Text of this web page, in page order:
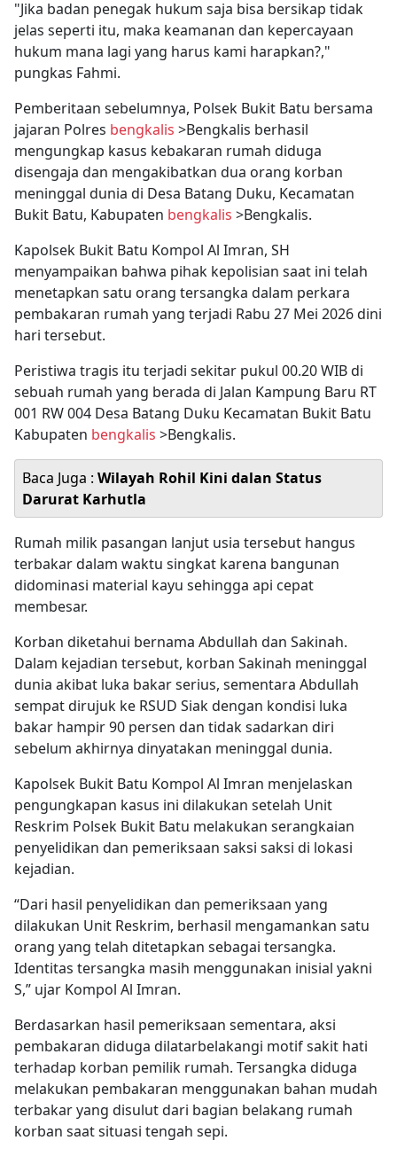
‎"Jika badan penegak hukum saja bisa bersikap tidak
jelas seperti itu, maka keamanan dan kepercayaan
hukum mana lagi yang harus kami harapkan?,"
pungkas Fahmi.
Pemberitaan sebelumnya, Polsek Bukit Batu bersama
jajaran Polres bengkalis >Bengkalis berhasil
mengungkap kasus kebakaran rumah diduga
disengaja dan mengakibatkan dua orang korban
meninggal dunia di Desa Batang Duku, Kecamatan
Bukit Batu, Kabupaten bengkalis >Bengkalis.
Kapolsek Bukit Batu Kompol Al Imran, SH
menyampaikan bahwa pihak kepolisian saat ini telah
menetapkan satu orang tersangka dalam perkara
pembakaran rumah yang terjadi Rabu 27 Mei 2026 dini
hari tersebut.
Peristiwa tragis itu terjadi sekitar pukul 00.20 WIB di
sebuah rumah yang berada di Jalan Kampung Baru RT
001 RW 004 Desa Batang Duku Kecamatan Bukit Batu
Kabupaten bengkalis >Bengkalis.
Baca Juga : Wilayah Rohil Kini dalan Status
Darurat Karhutla
Rumah milik pasangan lanjut usia tersebut hangus
terbakar dalam waktu singkat karena bangunan
didominasi material kayu sehingga api cepat
membesar.
Korban diketahui bernama Abdullah dan Sakinah.
Dalam kejadian tersebut, korban Sakinah meninggal
dunia akibat luka bakar serius, sementara Abdullah
sempat dirujuk ke RSUD Siak dengan kondisi luka
bakar hampir 90 persen dan tidak sadarkan diri
sebelum akhirnya dinyatakan meninggal dunia.
Kapolsek Bukit Batu Kompol Al Imran menjelaskan
pengungkapan kasus ini dilakukan setelah Unit
Reskrim Polsek Bukit Batu melakukan serangkaian
penyelidikan dan pemeriksaan saksi saksi di lokasi
kejadian.
“Dari hasil penyelidikan dan pemeriksaan yang
dilakukan Unit Reskrim, berhasil mengamankan satu
orang yang telah ditetapkan sebagai tersangka.
Identitas tersangka masih menggunakan inisial yakni
S,” ujar Kompol Al Imran.
Berdasarkan hasil pemeriksaan sementara, aksi
pembakaran diduga dilatarbelakangi motif sakit hati
terhadap korban pemilik rumah. Tersangka diduga
melakukan pembakaran menggunakan bahan mudah
terbakar yang disulut dari bagian belakang rumah
korban saat situasi tengah sepi.